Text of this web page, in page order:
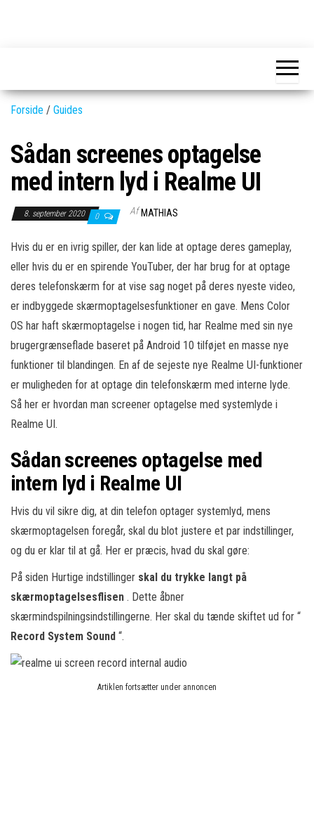
nyeste
Forside / Guides
Sådan screenes optagelse
med intern lyd i Realme UI
8. september 2020 0 Af MATHIAS
Hvis du er en ivrig spiller, der kan lide at optage deres gameplay,
eller hvis du er en spirende YouTuber, der har brug for at optage
deres telefonskærm for at vise sag noget på deres nyeste video,
er indbyggede skærmoptagelsesfunktioner en gave. Mens Color
OS har haft skærmoptagelse i nogen tid, har Realme med sin nye
brugergrænseflade baseret på Android 10 tilføjet en masse nye
funktioner til blandingen. En af de sejeste nye Realme UI-funktioner
er muligheden for at optage din telefonskærm med interne lyde.
Så her er hvordan man screener optagelse med systemlyde i
Realme UI.
Sådan screenes optagelse med
intern lyd i Realme UI
Hvis du vil sikre dig, at din telefon optager systemlyd, mens
skærmoptagelsen foregår, skal du blot justere et par indstillinger,
og du er klar til at gå. Her er præcis, hvad du skal gøre:
På siden Hurtige indstillinger skal du trykke langt på
skærmoptagelsesflisen . Dette åbner
skærmindspilningsindstillingerne. Her skal du tænde skiftet ud for “
Record System Sound “.
Artiklen fortsætter under annoncen